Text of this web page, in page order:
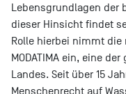
Lebensgrundlagen der
dieser Hinsicht findet
Rolle hierbei nimmt
MODATIMA ein, eine
Landes. Seit über 15
Menschenrecht auf